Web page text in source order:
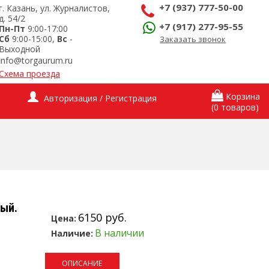
Казань, ул. Журналистов,
54/2
Пн-Пт 9:00-17:00
Сб 9:00-15:00, Вс -
Выходной
проезда
+7 (937) 777-50-00
+7 (917) 277-95-55
Заказать звонок
Авторизация / Регистрация
Корзина
(0 товаров)
Цена: 6150 руб.
Наличие: В наличии
ОПИСАНИЕ